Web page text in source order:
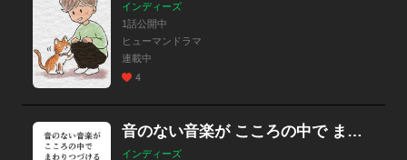
インディーズ
1話公開中
ヒューマンドラマ
連載中
4
音のない音楽が こころの中で まわりつづける
インディーズ